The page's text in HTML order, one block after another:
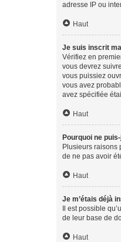
adresse IP ou
Haut
Je suis inscrit
Vérifiez en
vous devrez
vous puissiez
vous avez
avez spécifiée
Haut
Pourquoi ne
Plusieurs raisons
de ne pas avoir
Haut
Je m’étais déjà
Il est possible
de leur base de
Haut